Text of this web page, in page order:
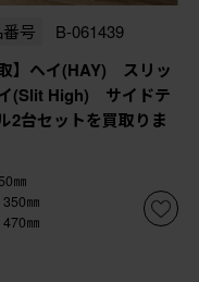
号 B-061439
取】ヘイ(HAY) スリッ
(Slit High) サイドテ
2台セットを買取りま
㎜
350㎜
㎜